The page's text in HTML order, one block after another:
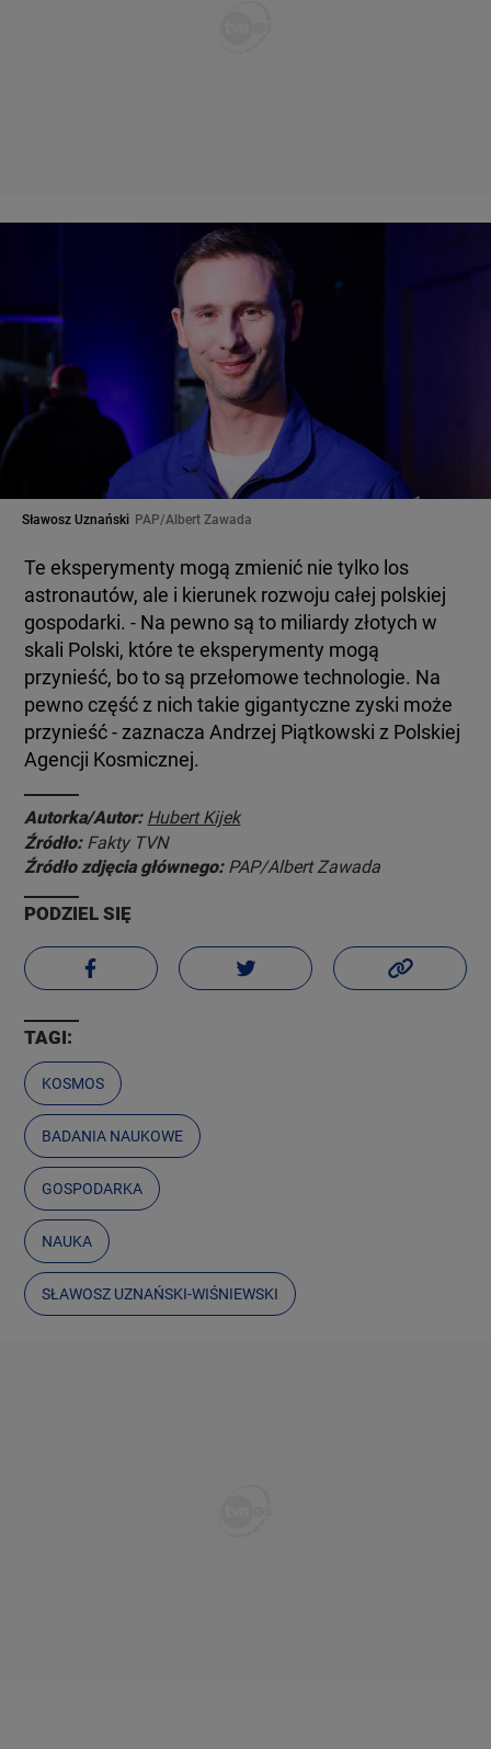
Sławosz Uznański PAP/Albert Zawada
Te eksperymenty mogą zmienić nie tylko los
astronautów, ale i kierunek rozwoju całej polskiej
gospodarki. - Na pewno są to miliardy złotych w
skali Polski, które te eksperymenty mogą
przynieść, bo to są przełomowe technologie. Na
pewno część z nich takie gigantyczne zyski może
przynieść - zaznacza Andrzej Piątkowski z Polskiej
Agencji Kosmicznej.
Autorka/Autor: Hubert Kijek
Źródło: Fakty TVN
Źródło zdjęcia głównego: PAP/Albert Zawada
PODZIEL SIĘ
TAGI:
KOSMOS
BADANIA NAUKOWE
GOSPODARKA
NAUKA
SŁAWOSZ UZNAŃSKI-WIŚNIEWSKI